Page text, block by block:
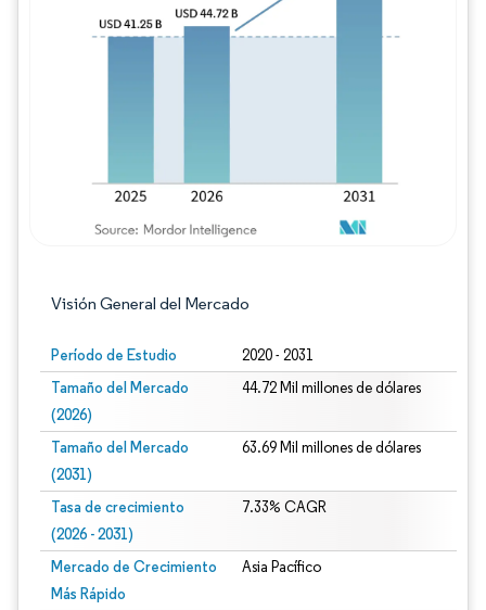
Visión General del Mercado
Período de Estudio 2020 - 2031
Tamaño del Mercado
(2026)
44.72 Mil millones de dólares
Tamaño del Mercado
(2031)
63.69 Mil millones de dólares
Tasa de crecimiento
(2026 - 2031)
7.33% CAGR
Mercado de Crecimiento
Más Rápido
Asia Pacífico